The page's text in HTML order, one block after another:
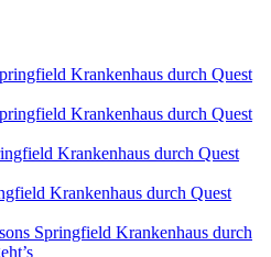
Krankenhaus durch Quest
Krankenhaus durch Quest
Krankenhaus durch Quest
Krankenhaus durch Quest
Springfield Krankenhaus durch